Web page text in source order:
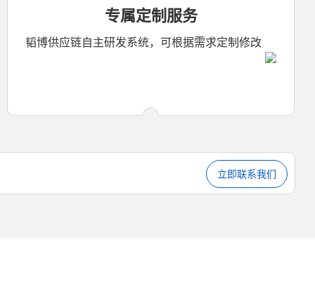
专属定制服务
韬博供应链自主研发系统，可根据需求定制修改
立即联系我们